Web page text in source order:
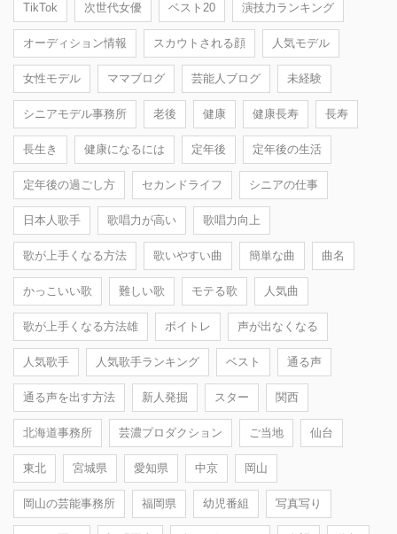
TikTok 次世代女優 ベスト20 演技力ランキング
オーディション情報 スカウトされる顔 人気モデル
女性モデル ママブログ 芸能人ブログ 未経験
シニアモデル事務所 老後 健康 健康長寿 長寿
長生き 健康になるには 定年後 定年後の生活
定年後の過ごし方 セカンドライフ シニアの仕事
日本人歌手 歌唱力が高い 歌唱力向上
歌が上手くなる方法 歌いやすい曲 簡単な曲 曲名
かっこいい歌 難しい歌 モテる歌 人気曲
歌が上手くなる方法雄 ボイトレ 声が出なくなる
人気歌手 人気歌手ランキング ベスト 通る声
通る声を出す方法 新人発掘 スター 関西
北海道事務所 芸濃プロダクション ご当地 仙台
東北 宮城県 愛知県 中京 岡山
岡山の芸能事務所 福岡県 幼児番組 写真写り